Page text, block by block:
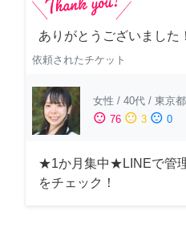
ありがとうございました
依頼されたチケット
女性 / 40代 / 東京都
sentiment_satisfied 76 sentiment_neutral 3 sentiment_dissatisfied 0
★1か月集中★LINEで管
をチェック！